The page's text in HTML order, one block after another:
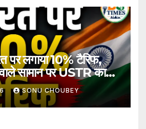
पर लगाया 10% टैरिफ,
सामान पर USTR का
SONU CHOUBEY